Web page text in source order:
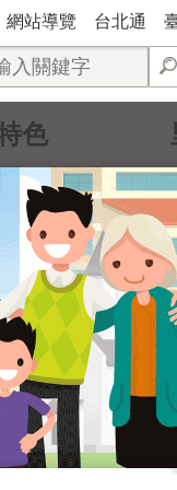
網站導覽 台北通
色